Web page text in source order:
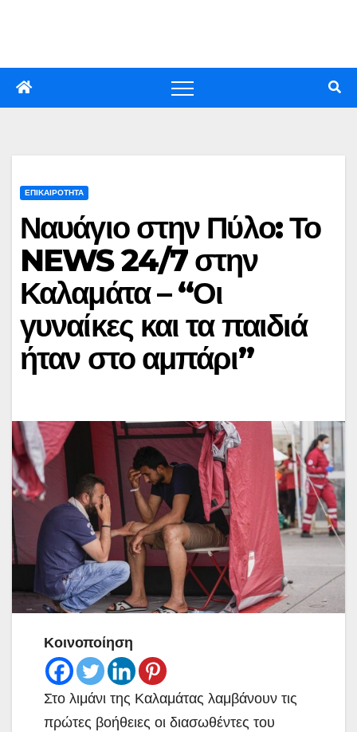
ΕΠΙΚΑΙΡΟΤΗΤΑ
Ναυάγιο στην Πύλο: Το
NEWS 24/7 στην
Καλαμάτα – “Οι
γυναίκες και τα παιδιά
ήταν στο αμπάρι”
Κοινοποίηση
Στο λιμάνι της Καλαμάτας λαμβάνουν τις
πρώτες βοήθειες οι διασωθέντες του